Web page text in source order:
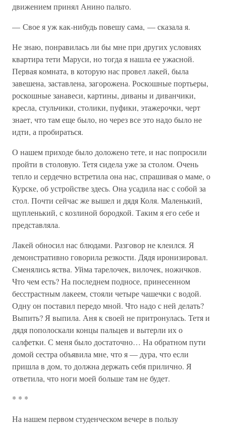
движением принял Анино пальто.
— Свое я уж как-нибудь повешу сама, — сказала я.
Не знаю, понравилась ли бы мне при других условиях
квартира тети Маруси, но тогда я нашла ее ужасной.
Первая комната, в которую нас провел лакей, была
завешена, заставлена, загорожена. Роскошные портьеры,
роскошные занавеси, картины, диваны и диванчики,
кресла, стульчики, столики, пуфики, этажерочки, черт
знает, что там еще было, но через все это надо было не
идти, а пробираться.
О нашем приходе было доложено тете, и нас попросили
пройти в столовую. Тетя сидела уже за столом. Очень
тепло и сердечно встретила она нас, спрашивая о маме, о
Курске, об устройстве здесь. Она усадила нас с собой за
стол. Почти сейчас же вышел и дядя Коля. Маленький,
щупленький, с козлиной бородкой. Таким я его себе и
представляла.
Лакей обносил нас блюдами. Разговор не клеился. Я
демонстративно говорила резкости. Дядя иронизировал.
Сменялись яства. Уйма тарелочек, вилочек, ножичков.
Что чем есть? На последнем подносе, принесенном
бесстрастным лакеем, стояли четыре чашечки с водой.
Одну он поставил передо мной. Что надо с ней делать?
Выпить? Я выпила. Аня к своей не притронулась. Тетя и
дядя пополоскали концы пальцев и вытерли их о
салфетки. С меня было достаточно… На обратном пути
домой сестра объявила мне, что я — дура, что если
пришла в дом, то должна держать себя прилично. Я
ответила, что ноги моей больше там не будет.
* * *
На нашем первом студенческом вечере в пользу